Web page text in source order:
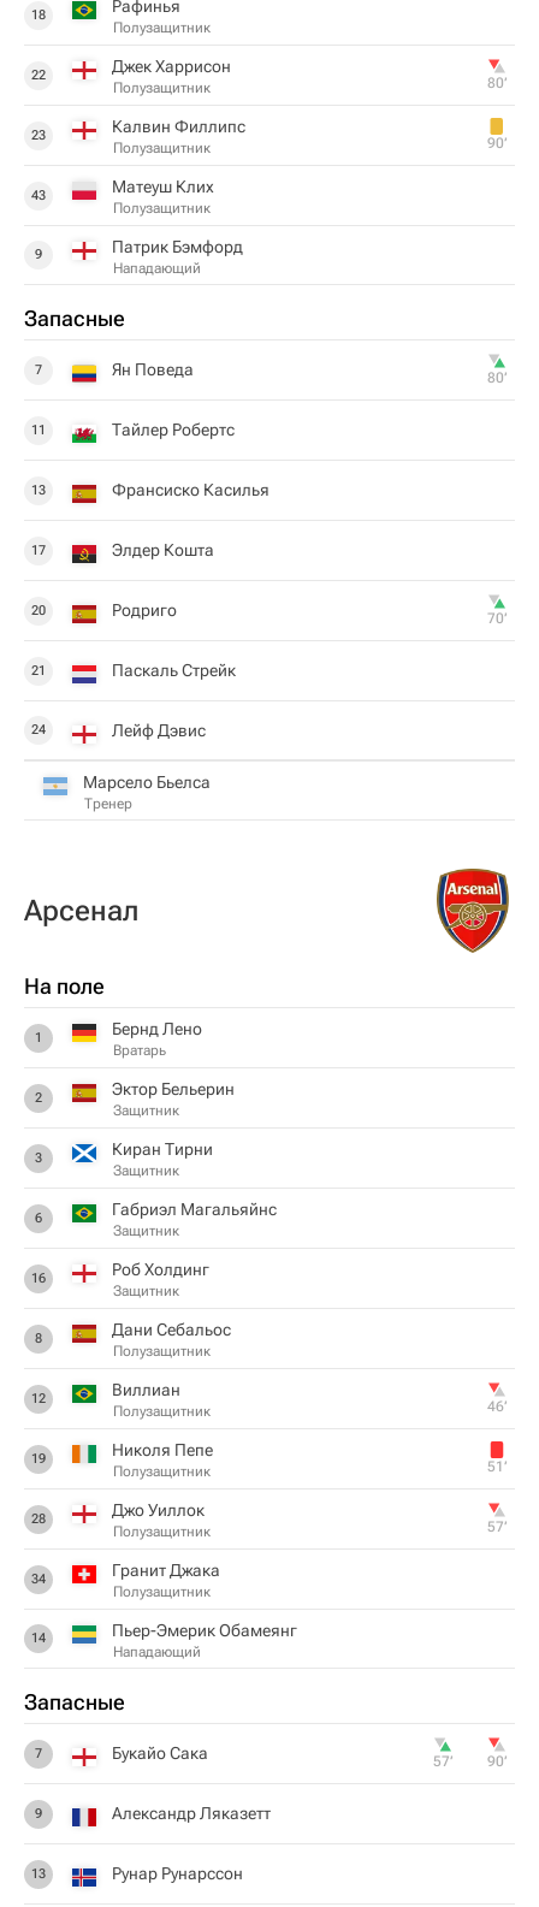
18 Рафинья
Полузащитник
22 Джек Харрисон
Полузащитник 80‎’‎
23 Калвин Филлипс
Полузащитник 90‎’‎
43 Матеуш Клих
Полузащитник
9 Патрик Бэмфорд
Нападающий
Запасные
7 Ян Поведа 80‎’‎
11 Тайлер Робертс
13 Франсиско Касилья
17 Элдер Кошта
20 Родриго 70‎’‎
21 Паскаль Стрейк
24 Лейф Дэвис
Марсело Бьелса
Тренер
Арсенал
На поле
1 Бернд Лено
Вратарь
2 Эктор Бельерин
Защитник
3 Киран Тирни
Защитник
6 Габриэл Магальяйнс
Защитник
16 Роб Холдинг
Защитник
8 Дани Себальос
Полузащитник
12 Виллиан
Полузащитник 46‎’‎
19 Николя Пепе
Полузащитник 51‎’‎
28 Джо Уиллок
Полузащитник 57‎’‎
34 Гранит Джака
Полузащитник
14 Пьер-Эмерик Обамеянг
Нападающий
Запасные
7 Букайо Сака 57‎’‎ 90‎’‎
9 Александр Ляказетт
13 Рунар Рунарссон